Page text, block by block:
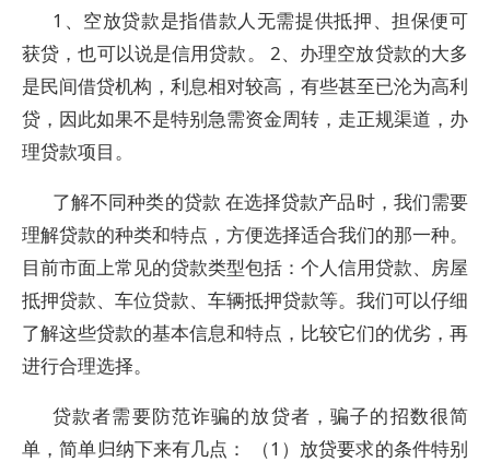
1、空放贷款是指借款人无需提供抵押、担保便可
获贷，也可以说是信用贷款。 2、办理空放贷款的大多
是民间借贷机构，利息相对较高，有些甚至已沦为高利
贷，因此如果不是特别急需资金周转，走正规渠道，办
理贷款项目。
了解不同种类的贷款 在选择贷款产品时，我们需要
理解贷款的种类和特点，方便选择适合我们的那一种。
目前市面上常见的贷款类型包括：个人信用贷款、房屋
抵押贷款、车位贷款、车辆抵押贷款等。我们可以仔细
了解这些贷款的基本信息和特点，比较它们的优劣，再
进行合理选择。
贷款者需要防范诈骗的放贷者，骗子的招数很简
单，简单归纳下来有几点： （1）放贷要求的条件特别